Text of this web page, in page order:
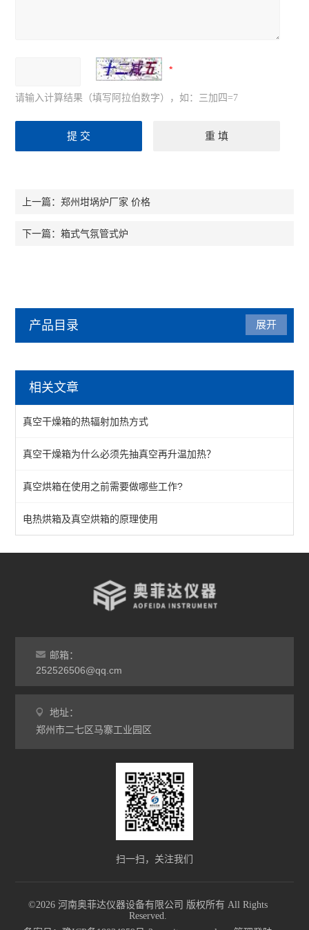
请输入计算结果（填写阿拉伯数字），如：三加四=7
上一篇：郑州坩埚炉厂家 价格
下一篇：箱式气氛管式炉
产品目录
热风循环烘箱
工业烘箱
恒温烘箱
高温烘箱
真空烘箱
展开
相关文章
真空干燥箱的热辐射加热方式
真空干燥箱为什么必须先抽真空再升温加热？
真空烘箱在使用之前需要做哪些工作?
电热烘箱及真空烘箱的原理使用
邮箱：
252526506@qq.cm
地址：
郑州市二七区马寨工业园区
扫一扫，关注我们
©2026 河南奥菲达仪器设备有限公司 版权所有 All Rights
Reserved.